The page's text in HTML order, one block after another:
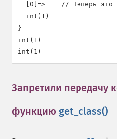
[0]=>    // Теперь это
  int(1)
}
int(1)
Запретили передачу
функцию get_class()